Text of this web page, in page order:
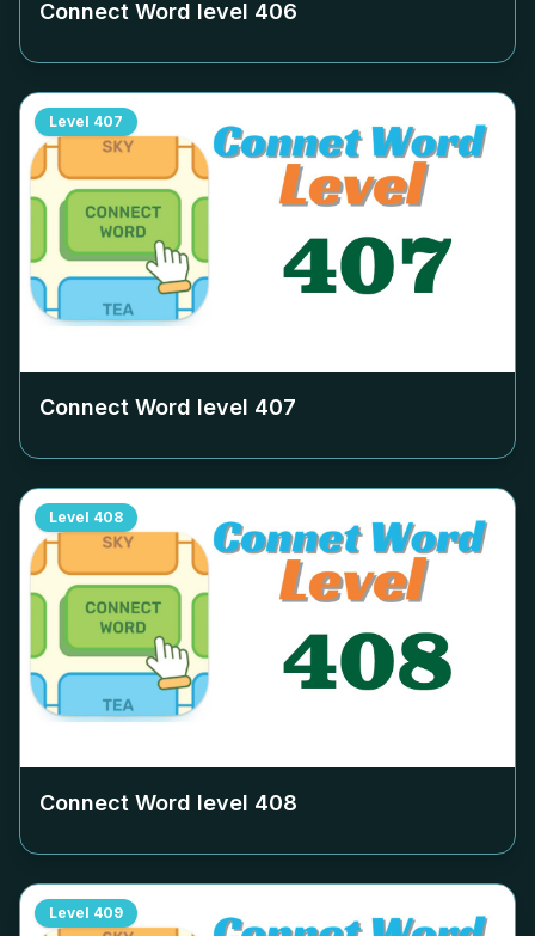
Connect Word level 406
Level 407
Connect Word level 407
Level 408
Connect Word level 408
Level 409